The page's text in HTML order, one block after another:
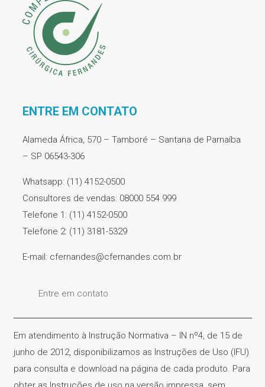
ENTRE EM CONTATO
Alameda África, 570 – Tamboré – Santana de Parnaíba
– SP 06543-306
Whatsapp: (11) 4152-0500
Consultores de vendas: 08000 554 999
Telefone 1: (11) 4152-0500
Telefone 2: (11) 3181-5329
E-mail: cfernandes@cfernandes.com.br
Entre em contato
Em atendimento à Instrução Normativa – IN nº4, de 15 de
junho de 2012, disponibilizamos as Instruções de Uso (IFU)
para consulta e download na página de cada produto. Para